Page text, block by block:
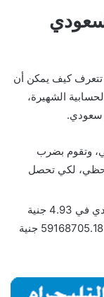
تتعرف كيف يمكن أن
الشهيرة،
وتقوم بضرب
لكي تحصل
يجب ان تقوم بضرب 12 مليون ريال سعودي في 4.93 جنية
مصري لتحصل على القيمة النهائية، وهي 59168705.18 جنية